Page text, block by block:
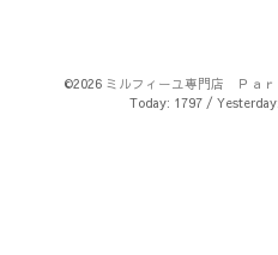
©2026 ミルフィーユ専門店 Ｐａ
Today: 1797/ Yesterday: